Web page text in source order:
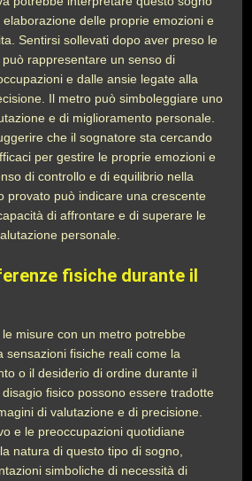
delle proprie emozioni e
Sentirsi sollevati dopo aver preso le
rappresentare un senso di
e dalle ansie legate alla
Il metro può simboleggiare uno
e di miglioramento personale.
che il sognatore sta cercando
per gestire le proprie emozioni e
di controllo e di equilibrio nella
provato può indicare una crescente
di affrontare e di superare le
personale.
fisiche durante il
misure con un metro potrebbe
sensazioni fisiche reali come la
o il desiderio di ordine durante il
fisico possono essere tradotte
di valutazione e di precisione.
e le preoccupazioni quotidiane
natura di questo tipo di sogno,
simboliche di necessità di